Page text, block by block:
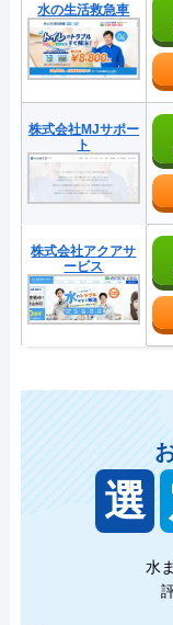
水の生活救急車
株式会社MJサポー
ト
株式会社アクアサ
ービス
選
水